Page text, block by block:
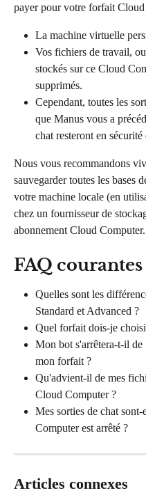
payer pour votre forfait
La machine virtuelle
Vos fichiers de travail,
stockés sur ce Cloud
supprimés.
Cependant, toutes les
que Manus vous a
chat resteront en
Nous vous recommandons
sauvegarder toutes les bases
votre machine locale (en
chez un fournisseur de
abonnement Cloud Computer.
FAQ courantes
Quelles sont les
Standard et Advanced ?
Quel forfait dois-je
Mon bot s'arrêtera-t-il
mon forfait ?
Qu'advient-il de mes
Cloud Computer ?
Mes sorties de chat
Computer est arrêté ?
Articles connexes